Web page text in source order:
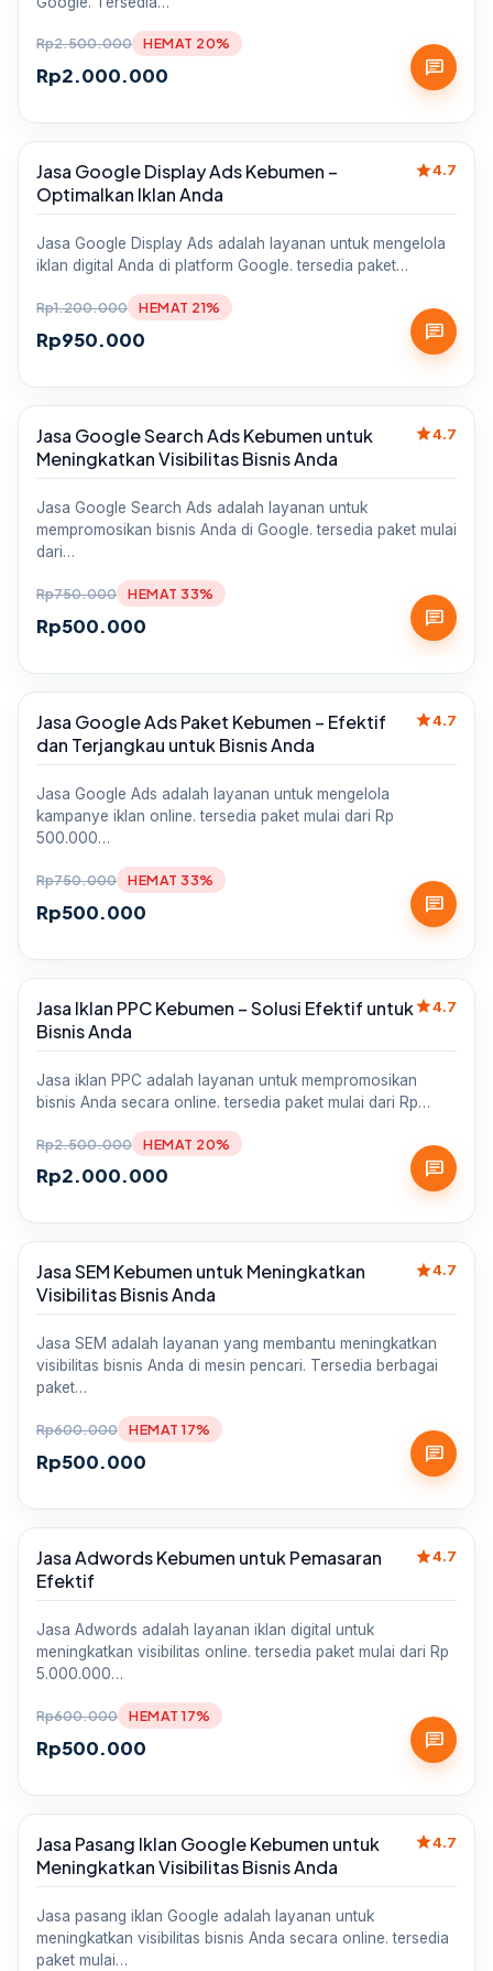
Rp2.500.000
Rp2.000.000
HEMAT 20%
chat
Sale
Jasa Google Display Ads Kebumen –
Optimalkan Iklan Anda
star4.7
Jasa Google Display Ads adalah layanan untuk mengelola
iklan digital Anda di platform Google. tersedia paket…
Rp1.200.000
Rp950.000
HEMAT 21%
chat
Sale
Jasa Google Search Ads Kebumen untuk
Meningkatkan Visibilitas Bisnis Anda
star4.7
Jasa Google Search Ads adalah layanan untuk
mempromosikan bisnis Anda di Google. tersedia paket mulai
dari…
Rp750.000
Rp500.000
HEMAT 33%
chat
Sale
Jasa Google Ads Paket Kebumen – Efektif
dan Terjangkau untuk Bisnis Anda
star4.7
Jasa Google Ads adalah layanan untuk mengelola
kampanye iklan online. tersedia paket mulai dari Rp
500.000…
Rp750.000
Rp500.000
HEMAT 33%
chat
Sale
Jasa Iklan PPC Kebumen – Solusi Efektif untuk
Bisnis Anda
star4.7
Jasa iklan PPC adalah layanan untuk mempromosikan
bisnis Anda secara online. tersedia paket mulai dari Rp…
Rp2.500.000
Rp2.000.000
HEMAT 20%
chat
Sale
Jasa SEM Kebumen untuk Meningkatkan
Visibilitas Bisnis Anda
star4.7
Jasa SEM adalah layanan yang membantu meningkatkan
visibilitas bisnis Anda di mesin pencari. Tersedia berbagai
paket…
Rp600.000
Rp500.000
HEMAT 17%
chat
Sale
Jasa Adwords Kebumen untuk Pemasaran
Efektif
star4.7
Jasa Adwords adalah layanan iklan digital untuk
meningkatkan visibilitas online. tersedia paket mulai dari Rp
5.000.000…
Rp600.000
Rp500.000
HEMAT 17%
chat
Sale
Jasa Pasang Iklan Google Kebumen untuk
Meningkatkan Visibilitas Bisnis Anda
star4.7
Jasa pasang iklan Google adalah layanan untuk
meningkatkan visibilitas bisnis Anda secara online. tersedia
paket mulai…